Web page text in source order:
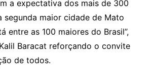
a expectativa dos mais de 300
segunda maior cidade de Mato
entre as 100 maiores do Brasil”,
Baracat reforçando o convite
de todos.